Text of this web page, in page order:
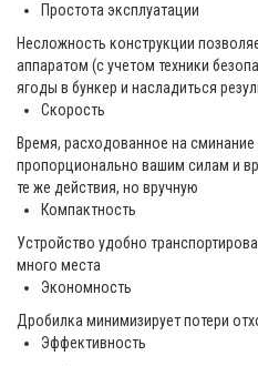
Простота эксплуатации
Несложность конструкции
аппаратом (с учетом техники
ягоды в бункер и насладиться
Скорость
Время, расходованное на
пропорционально вашим силам и
те же действия, но вручную
Компактность
Устройство удобно
много места
Экономность
Дробилка минимизирует потери
Эффективность